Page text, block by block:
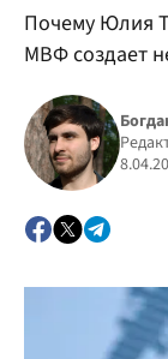
Политика
Почему Юлия
МВФ создает